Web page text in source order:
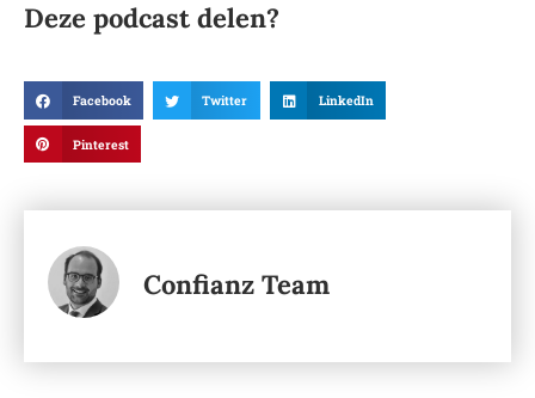
Deze podcast delen?
Facebook Twitter LinkedIn
Pinterest
Confianz Team